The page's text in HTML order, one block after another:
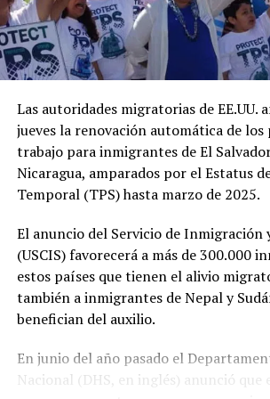
Entre las principales mejoras se
Terminal de Llegadas, que incorpora
migratorios, para un total de 73
Asimismo, el sistema de manejo de
12 bandas transportadoras, con
procesar hasta 16,500 maletas por
banda especializada para equipaje
Para los pasajeros que salen del país,
dispone de 122 puntos de registro
filas prioritarias para familias y el
Invisible, que agiliza el proceso antes
a las familias mediante la certificación
ofreciendo 16 posiciones migratorias
Las autoridades migratorias de EE.UU.
jueves la renovación automática de los
trabajo para inmigrantes de El
Nicaragua, amparados por el Estatus
Temporal (TPS) hasta marzo de 2025.
El anuncio del Servicio de Inmigración
(USCIS) favorecerá a más de 300.000
estos países que tienen el alivio
también a inmigrantes de Nepal y
benefician del auxilio.
En junio del año pasado el
Nacional (DHS, en inglés) anunció que